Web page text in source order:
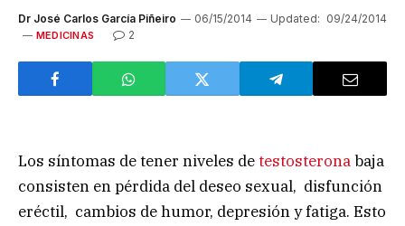
Dr José Carlos García Piñeiro 06/15/2014 Updated: 09/24/2014
MEDICINAS 2
Los síntomas de tener niveles detestosteronabaja
consisten en pérdida del deseo sexual, disfunción
eréctil, cambios de humor, depresión y fatiga. Esto